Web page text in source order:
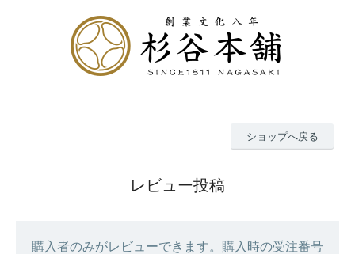
ショップへ戻る
レビュー投稿
購入者のみがレビューできます。購入時の受注番号